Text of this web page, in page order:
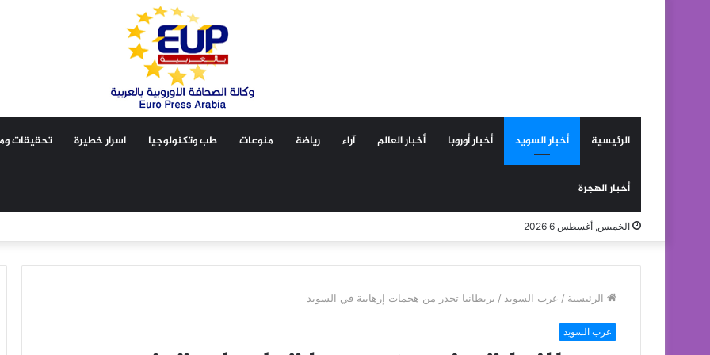
الرئيسية أخبار السويد أخبار أوروبا أخبار العالم آراء رياضة منوعات طب وتكنولوجيا اسرار خطيرة تحقيقات
أخبار الهجرة
الخميس, أغسطس 6 2026
الرئيسية / عرب السويد / بريطانيا تحذر من هجمات إرهابية في السويد
عرب السويد